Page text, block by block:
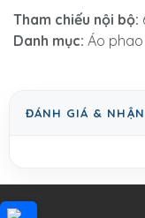
Tham chiếu nội bộ:
Danh mục: Áo
ĐÁNH GIÁ &